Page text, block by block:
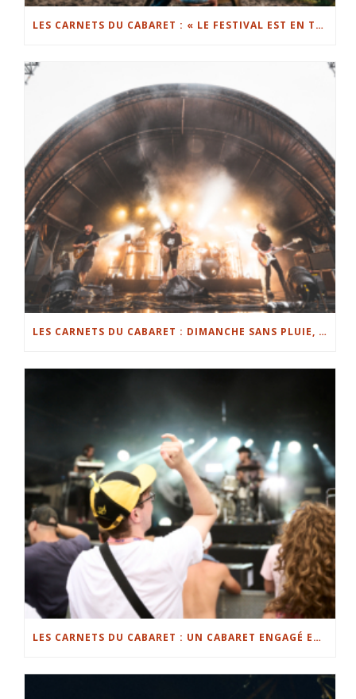
LES CARNETS DU CABARET : « LE FESTIVAL EST EN TRAIN DE CASSER DES CODES » (CHRISTIAN ALLEX)
LES CARNETS DU CABARET : DIMANCHE SANS PLUIE, LE FESTIVAL SE RÉJOUIT
LES CARNETS DU CABARET : UN CABARET ENGAGÉ ET ANCRÉ DANS SON TERRITOIRE